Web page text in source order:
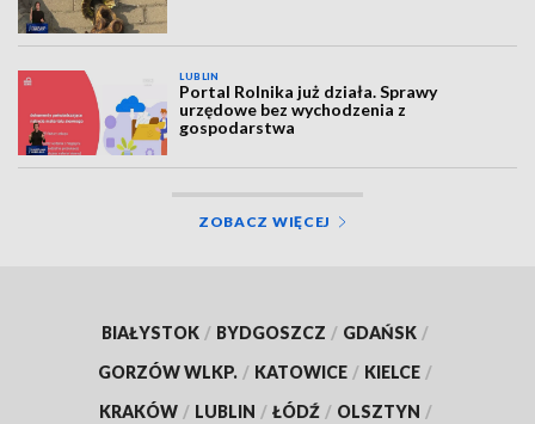
LUBLIN
Portal Rolnika już działa. Sprawy
urzędowe bez wychodzenia z
gospodarstwa
ZOBACZ WIĘCEJ
BIAŁYSTOK / BYDGOSZCZ / GDAŃSK /
GORZÓW WLKP. / KATOWICE / KIELCE /
KRAKÓW / LUBLIN / ŁÓDŹ / OLSZTYN /